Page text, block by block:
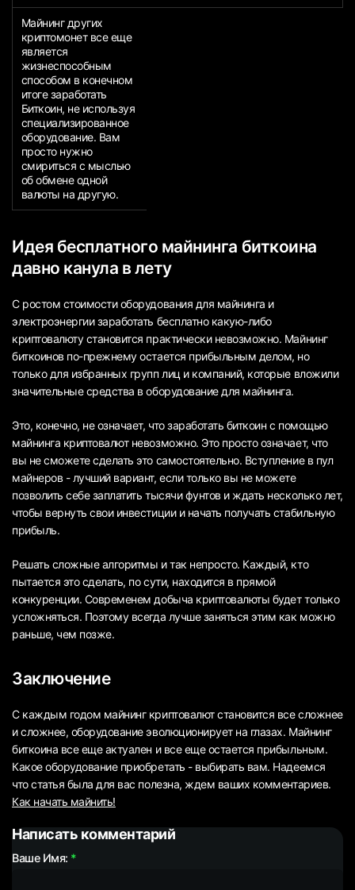
Майнинг других
криптомонет все еще
является
жизнеспособным
способом в конечном
итоге заработать
Биткоин, не используя
специализированное
оборудование. Вам
просто нужно
смириться с мыслью
об обмене одной
валюты на другую.
Идея бесплатного майнинга биткоина
давно канула в лету
С ростом стоимости оборудования для майнинга и
электроэнергии заработать бесплатно какую-либо
криптовалюту становится практически невозможно. Майнинг
биткоинов по-прежнему остается прибыльным делом, но
только для избранных групп лиц и компаний, которые вложили
значительные средства в оборудование для майнинга.
Это, конечно, не означает, что заработать биткоин с помощью
майнинга криптовалют невозможно. Это просто означает, что
вы не сможете сделать это самостоятельно. Вступление в пул
майнеров - лучший вариант, если только вы не можете
позволить себе заплатить тысячи фунтов и ждать несколько лет,
чтобы вернуть свои инвестиции и начать получать стабильную
прибыль.
Решать сложные алгоритмы и так непросто. Каждый, кто
пытается это сделать, по сути, находится в прямой
конкуренции. Современем добыча криптовалюты будет только
усложняться. Поэтому всегда лучше заняться этим как можно
раньше, чем позже.
Заключение
С каждым годом майнинг криптовалют становится все сложнее
и сложнее, оборудование эволюционирует на глазах. Майнинг
биткоина все еще актуален и все еще остается прибыльным.
Какое оборудование приобретать - выбирать вам. Надеемся
что статья была для вас полезна, ждем ваших комментариев.
Как начать майнить!
Написать комментарий
Ваше Имя: